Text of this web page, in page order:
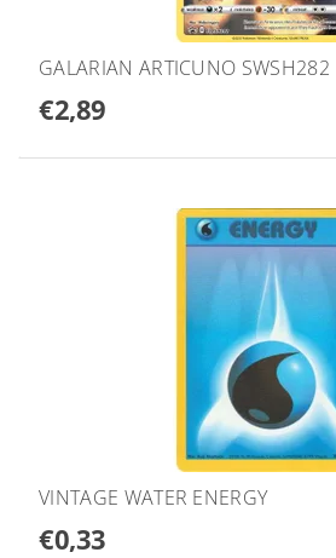
GALARIAN ARTICUNO SWSH282
€2,89
VINTAGE WATER ENERGY
€0,33